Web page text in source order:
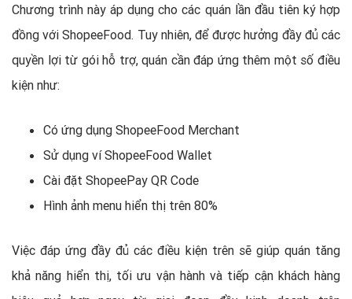
Chương trình này áp dụng cho các quán lần đầu tiên ký hợp
đồng với ShopeeFood. Tuy nhiên, để được hưởng đầy đủ các
quyền lợi từ gói hỗ trợ, quán cần đáp ứng thêm một số điều
kiện như:
Có ứng dụng ShopeeFood Merchant
Sử dụng ví ShopeeFood Wallet
Cài đặt ShopeePay QR Code
Hình ảnh menu hiển thị trên 80%
Việc đáp ứng đầy đủ các điều kiện trên sẽ giúp quán tăng
khả năng hiển thị, tối ưu vận hành và tiếp cận khách hàng